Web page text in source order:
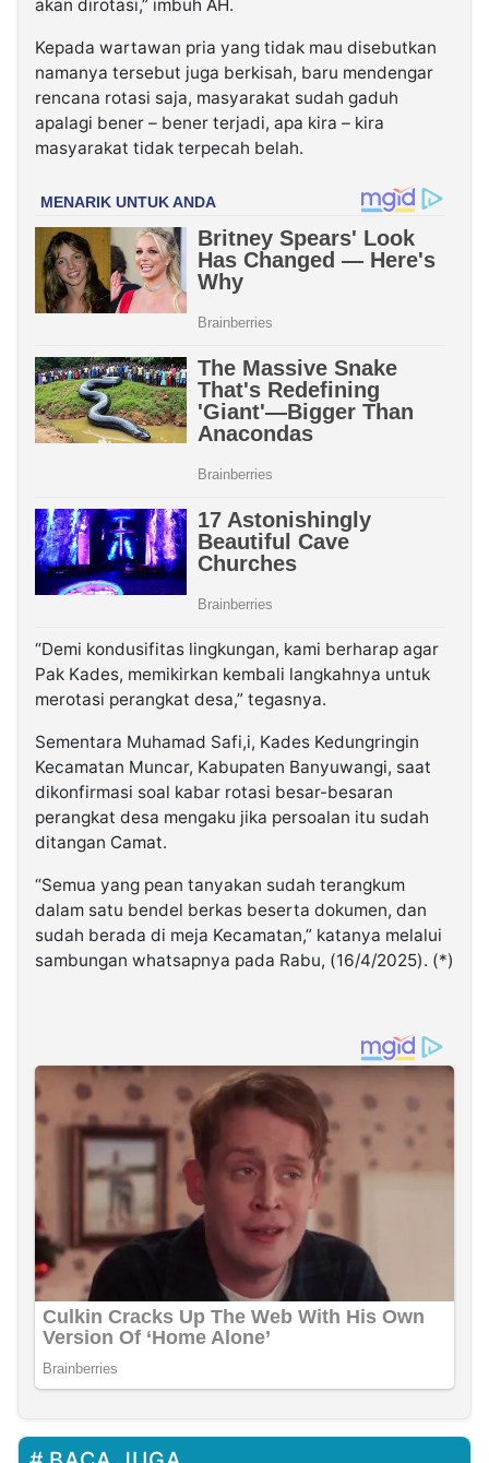
akan dirotasi,” imbuh AH.
Kepada wartawan pria yang tidak mau disebutkan
namanya tersebut juga berkisah, baru mendengar
rencana rotasi saja, masyarakat sudah gaduh
apalagi bener – bener terjadi, apa kira – kira
masyarakat tidak terpecah belah.
“Demi kondusifitas lingkungan, kami berharap agar
Pak Kades, memikirkan kembali langkahnya untuk
merotasi perangkat desa,” tegasnya.
Sementara Muhamad Safi,i, Kades Kedungringin
Kecamatan Muncar, Kabupaten Banyuwangi, saat
dikonfirmasi soal kabar rotasi besar-besaran
perangkat desa mengaku jika persoalan itu sudah
ditangan Camat.
“Semua yang pean tanyakan sudah terangkum
dalam satu bendel berkas beserta dokumen, dan
sudah berada di meja Kecamatan,” katanya melalui
sambungan whatsapnya pada Rabu, (16/4/2025). (*)